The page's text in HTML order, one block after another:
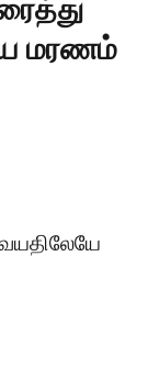
மரணம்